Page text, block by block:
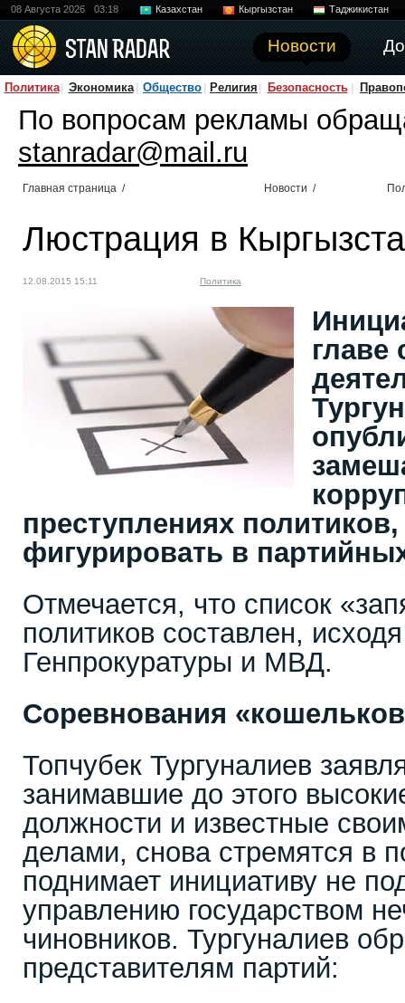
08 Августа 2026 03:18 Казахстан Кыргызстан Таджикистан
Новости
Политика Экономика Общество Религия Безопасность
По вопросам рекламы
stanradar@mail.ru
Главная страница / Новости /
Люстрация в
12.08.2015 15:11 Политика
преступлениях
фигурировать в
Отмечается, что список
политиков составлен,
Генпрокуратуры и МВД.
Соревнования
Топчубек Тургуналиев
занимавшие до этого
должности и известные
делами, снова стремятся в
поднимает инициативу не
управлению государством
чиновников. Тургуналиев
представителям партий: